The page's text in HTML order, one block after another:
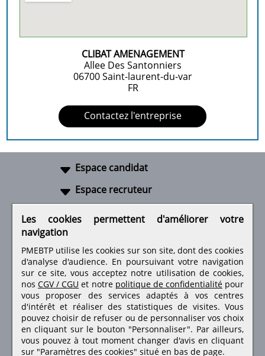
CLIBAT AMENAGEMENT
Allee Des Santonniers
06700Saint-laurent-du-var
FR
Contactez l'entreprise
Espace candidat
Espace recruteur
Retrouvez-nous sur les réseaux sociaux
Les cookies permettent d'améliorer votre
navigation
PMEBTP utilise les cookies sur son site, dont des cookies
d'analyse d'audience. En poursuivant votre navigation
sur ce site, vous acceptez notre utilisation de cookies,
nos CGV / CGU et notre politique de confidentialité pour
vous proposer des services adaptés à vos centres
d'intérêt et réaliser des statistiques de visites.Vous
pouvez choisir de refuser ou de personnaliser vos choix
en cliquant sur le bouton "Personnaliser". Par ailleurs,
vous pouvez à tout moment changer d'avis en cliquant
sur "Paramètres des cookies" situé en bas de page.